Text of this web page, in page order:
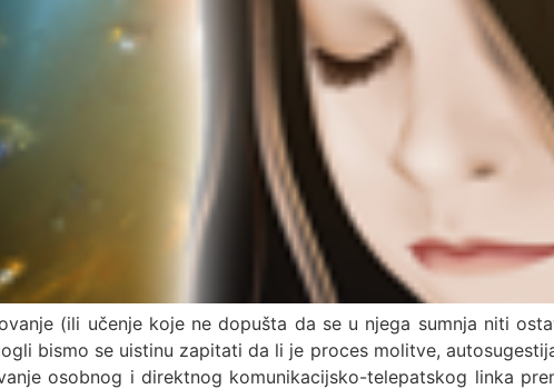
(ili učenje koje ne dopušta da se u njega sumnja niti
bismo se uistinu zapitati da li je proces molitve,
osobnog i direktnog komunikacijsko-telepatskog linka